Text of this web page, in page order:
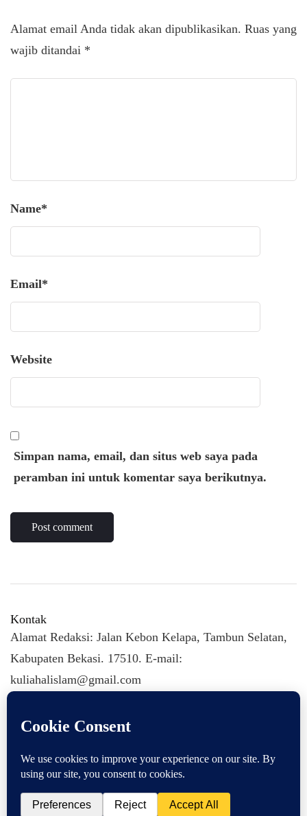
Alamat email Anda tidak akan dipublikasikan. Ruas yang
wajib ditandai *
Name*
Email*
Website
Simpan nama, email, dan situs web saya pada
peramban ini untuk komentar saya berikutnya.
Kontak
Alamat Redaksi: Jalan Kebon Kelapa, Tambun Selatan,
Kabupaten Bekasi. 17510. E-mail:
kuliahalislam@gmail.com
KULIAHALISLAM.COM Copyright (C) 2026